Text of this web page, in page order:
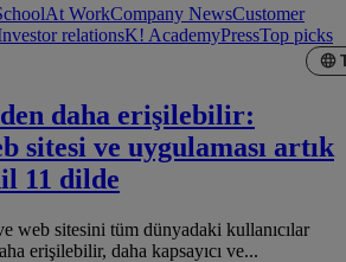
At WorkCompany NewsCustomer
relationsK! AcademyPressTop picks
daha erişilebilir:
sitesi ve uygulaması artık
11 dilde
web sitesini tüm dünyadaki kullanıcılar
erişilebilir, daha kapsayıcı ve...